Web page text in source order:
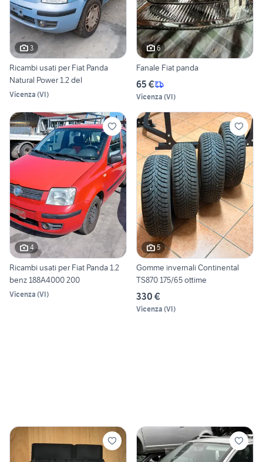
3
Ricambi usati per Fiat Panda
Natural Power 1.2 del
Vicenza (VI)
6
Fanale Fiat panda
65 €
Vicenza (VI)
4
Ricambi usati per Fiat Panda 1.2
benz 188A4000 200
Vicenza (VI)
5
Gomme invernali Continental
TS870 175/65 ottime
330 €
Vicenza (VI)